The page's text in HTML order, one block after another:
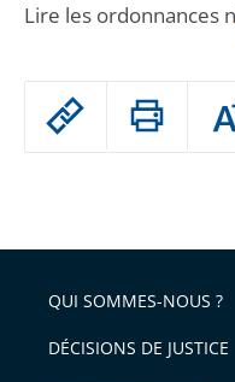
Passer
arriver
après
l'article
pour
Lire les ordonnances
QUI SOMMES-NOUS ?
DÉCISIONS DE JUSTICE